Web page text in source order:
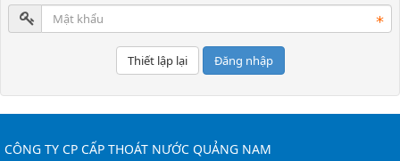
Đăng nhập
CÔNG TY CP CẤP THOÁT NƯỚC QUẢNG NAM